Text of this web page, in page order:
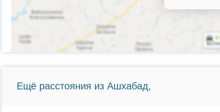
Ещё расстояния из Ашхабад,